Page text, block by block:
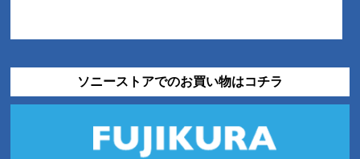
ソニーストアでのお買い物はコチラ